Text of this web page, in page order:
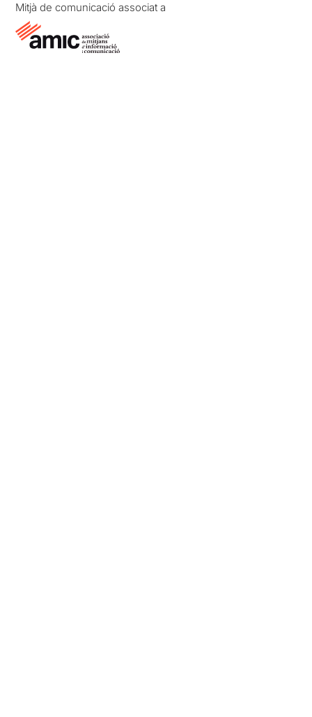
Mitjà de comunicació associat a